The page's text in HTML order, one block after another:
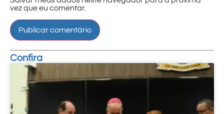
vez que eu comentar.
Confira